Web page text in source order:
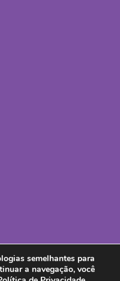
Paes Leme, 524, cj.165
São Paulo - SP
semelhantes para
a navegação, você